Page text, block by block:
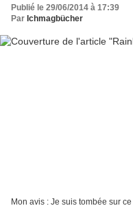
Publié le 29/06/2014 à 17:39
Par Ichmagbücher
Mon avis : Je suis tombée sur